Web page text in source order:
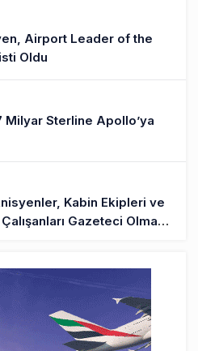
Airport Leader of the
Oldu
Milyar Sterline Apollo’ya
Kabin Ekipleri ve
Gazeteci Olmaya
Dubai’ye iki FAM Trip